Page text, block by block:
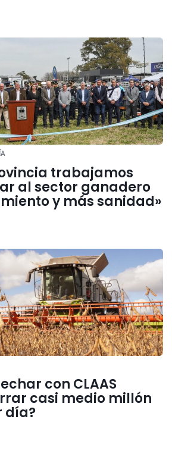
trabajamos
al sector ganadero
y más sanidad»
con CLAAS
casi medio millón
día?